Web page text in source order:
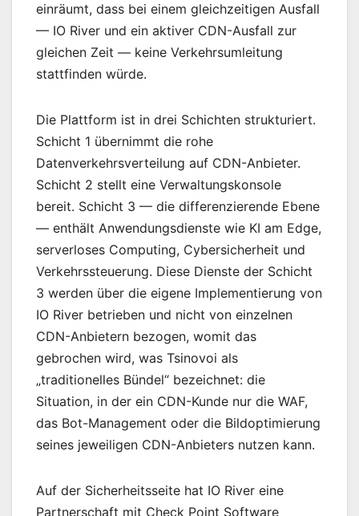
einräumt, dass bei einem gleichzeitigen Ausfall
— IO River und ein aktiver CDN-Ausfall zur
gleichen Zeit — keine Verkehrsumleitung
stattfinden würde.
Die Plattform ist in drei Schichten strukturiert.
Schicht 1 übernimmt die rohe
Datenverkehrsverteilung auf CDN-Anbieter.
Schicht 2 stellt eine Verwaltungskonsole
bereit. Schicht 3 — die differenzierende Ebene
— enthält Anwendungsdienste wie KI am Edge,
serverloses Computing, Cybersicherheit und
Verkehrssteuerung. Diese Dienste der Schicht
3 werden über die eigene Implementierung von
IO River betrieben und nicht von einzelnen
CDN-Anbietern bezogen, womit das
gebrochen wird, was Tsinovoi als
„traditionelles Bündel“ bezeichnet: die
Situation, in der ein CDN-Kunde nur die WAF,
das Bot-Management oder die Bildoptimierung
seines jeweiligen CDN-Anbieters nutzen kann.
Auf der Sicherheitsseite hat IO River eine
Partnerschaft mit Check Point Software